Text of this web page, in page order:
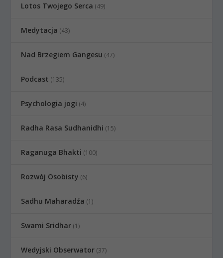
Lotos Twojego Serca (49)
Medytacja (43)
Nad Brzegiem Gangesu (47)
Podcast (135)
Psychologia jogi (4)
Radha Rasa Sudhanidhi (15)
Raganuga Bhakti (100)
Rozwój Osobisty (6)
Sadhu Maharadźa (1)
Swami Sridhar (1)
Wedyjski Obserwator (37)